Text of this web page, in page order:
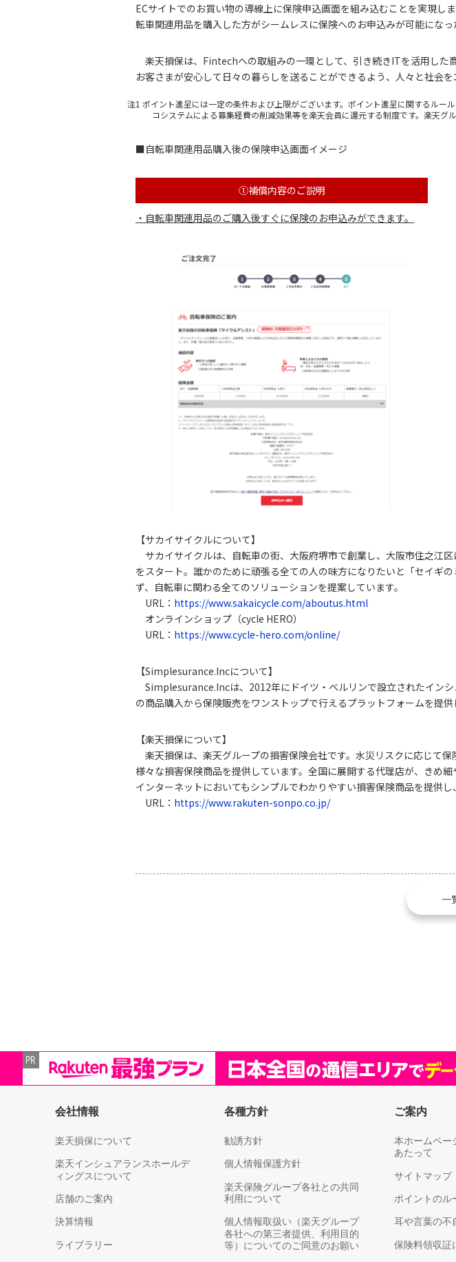
ECサイトでのお買い物の導線上に保険申込画面を組み込むことを実現
転車関連用品を購入した方がシームレスに保険へのお申込みが可能になっ
楽天損保は、Fintechへの取組みの一環として、引き続きITを活用した
お客さまが安心して日々の暮らしを送ることができるよう、人々と社会を
注1 ポイント進呈には一定の条件および上限がございます。ポイント進呈に関するル
コシステムによる募集経費の削減効果等を楽天会員に還元する制度です。楽天グ
■自転車関連用品購入後の保険申込画面イメージ
①補償内容のご説明
・自転車関連用品のご購入後すぐに保険のお申込みができます。
【サカイサイクルについて】
サカイサイクルは、自転車の街、大阪府堺市で創業し、大阪市住之江
をスタート。誰かのために頑張る全ての人の味方になりたいと「セイギ
ず、自転車に関わる全てのソリューションを提案しています。
URL： https://www.sakaicycle.com/aboutus.html
オンラインショップ（cycle HERO）
URL： https://www.cycle-hero.com/online/
【Simplesurance.Incについて】
Simplesurance.Incは、2012年にドイツ・ベルリンで設立されたイン
の商品購入から保険販売をワンストップで行えるプラットフォームを提供
【楽天損保について】
楽天損保は、楽天グループの損害保険会社です。水災リスクに応じて
様々な損害保険商品を提供しています。全国に展開する代理店が、きめ
インターネットにおいてもシンプルでわかりやすい損害保険商品を提供
URL： https://www.rakuten-sonpo.co.jp/
一
会社情報
楽天損保について
楽天インシュアランスホールデ
ィングスについて
店舗のご案内
決算情報
ライブラリー
各種方針
勧誘方針
個人情報保護方針
楽天保険グループ各社との共同
利用について
個人情報取扱い（楽天グループ
各社への第三者提供、利用目的
等）についてのご同意のお願い
ご案内
本ホームペー
あたって
サイトマップ
ポイントのル
耳や言葉の不
保険料領収証